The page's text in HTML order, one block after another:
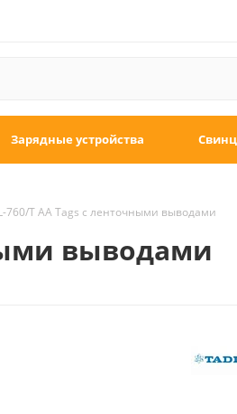
Зарядные устройства
760/T AA Tags с ленточными выводами
выводами